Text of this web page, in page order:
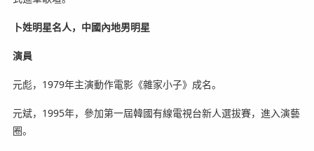
卜姓明星名人， 中國內地男明星
演員
元彪，1979年主演動作電影《雜家小子》成名。
元斌，1995年，參加第一屆韓國有線電視台新人選拔賽，進入演藝
圈。